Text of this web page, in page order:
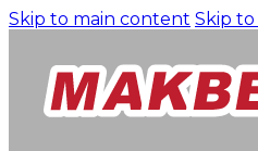
Skip to main content Skip